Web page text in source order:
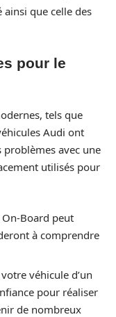
que celle des
pour le
tels que
Audi ont
avec une
utilisés pour
Board peut
à comprendre
véhicule d’un
pour réaliser
de nombreux